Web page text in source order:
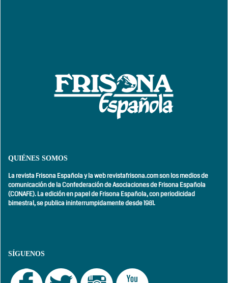
QUIÉNES SOMOS
La revista Frisona Española y la web revistafrisona.com son los medios de
comunicación de la Confederación de Asociaciones de Frisona Española
(CONAFE). La edición en papel de Frisona Española, conperiodicidad
bimestral,se publica ininterrumpidamente desde 1981.
SÍGUENOS